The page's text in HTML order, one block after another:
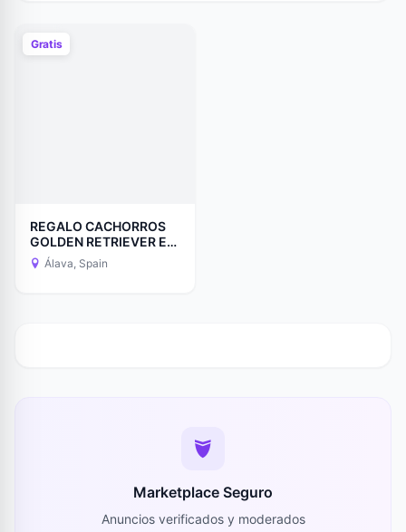
Gratis
REGALO CACHORROS
GOLDEN RETRIEVER EN
ADOPCION
Álava, Spain
Marketplace Seguro
Anuncios verificados y moderados